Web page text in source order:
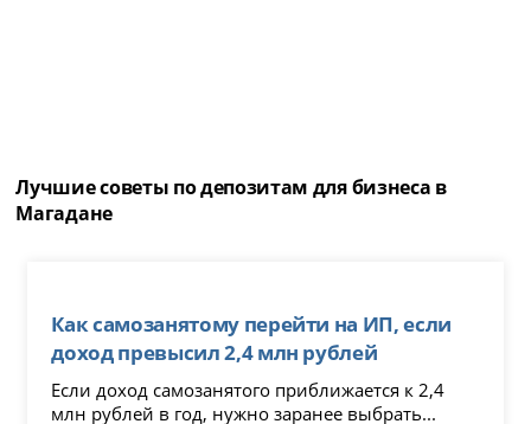
Лучшие советы по депозитам для бизнеса в
Магадане
Как самозанятому перейти на ИП, если
доход превысил 2,4 млн рублей
Если доход самозанятого приближается к 2,4
млн рублей в год, нужно заранее выбрать...